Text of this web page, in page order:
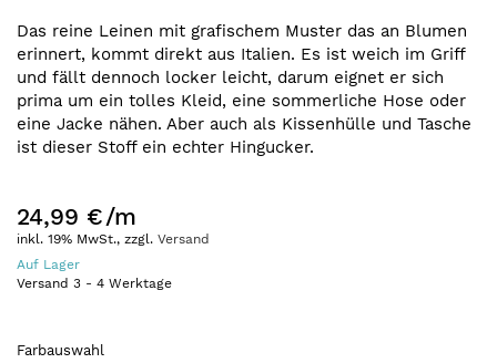
springen
Das reine Leinen mit grafischem Muster das an Blumen
erinnert, kommt direkt aus Italien. Es ist weich im Griff
und fällt dennoch locker leicht, darum eignet er sich
prima um ein tolles Kleid, eine sommerliche Hose oder
eine Jacke nähen. Aber auch als Kissenhülle und Tasche
ist dieser Stoff ein echter Hingucker.
24,99 €/m
inkl. 19% MwSt., zzgl. Versand
Auf Lager
Versand 3 - 4 Werktage
Farbauswahl